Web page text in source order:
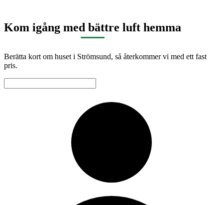
Kom igång med bättre luft hemma
Berätta kort om huset i Strömsund, så återkommer vi med ett fast
pris.